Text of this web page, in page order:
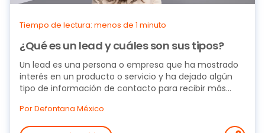
Tiempo de lectura: menos de 1 minuto
¿Qué es un lead y cuáles son sus tipos?
Un lead es una persona o empresa que ha mostrado
interés en un producto o servicio y ha dejado algún
tipo de información de contacto para recibir más...
Por Defontana México